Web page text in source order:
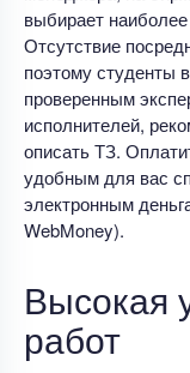
выбирает
Отсутствие
поэтому студенты
проверенным
исполнителей,
описать ТЗ.
удобным для вас
электронным
WebMoney).
Высокая
работ